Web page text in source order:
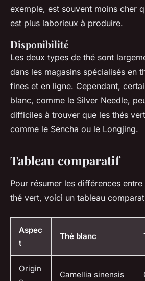
exemple, est souvent moins cher
est plus laborieux à produire.
Disponibilité
Les deux types de thé sont
dans les magasins spécialisés en
fines et en ligne. Cependant,
blanc, comme le Silver Needle,
difficiles à trouver que les thés
comme le Sencha ou le Longjing.
Tableau comparatif
Pour résumer les différences
thé vert, voici un tableau
Aspec
t
Thé blanc
Origin
Camellia sinensis